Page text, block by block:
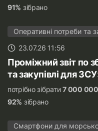
91% зібрано
Оперативні потреби та
23.07.26 11:56
Проміжний звіт по
та закупівлі для
потрібно зібрати7 000 000
92% зібрано
Смартфони для